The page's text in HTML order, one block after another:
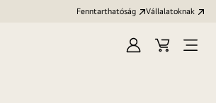
Fenntarthatóság Vállalatoknak
Bejelentkezés
KosárMenü